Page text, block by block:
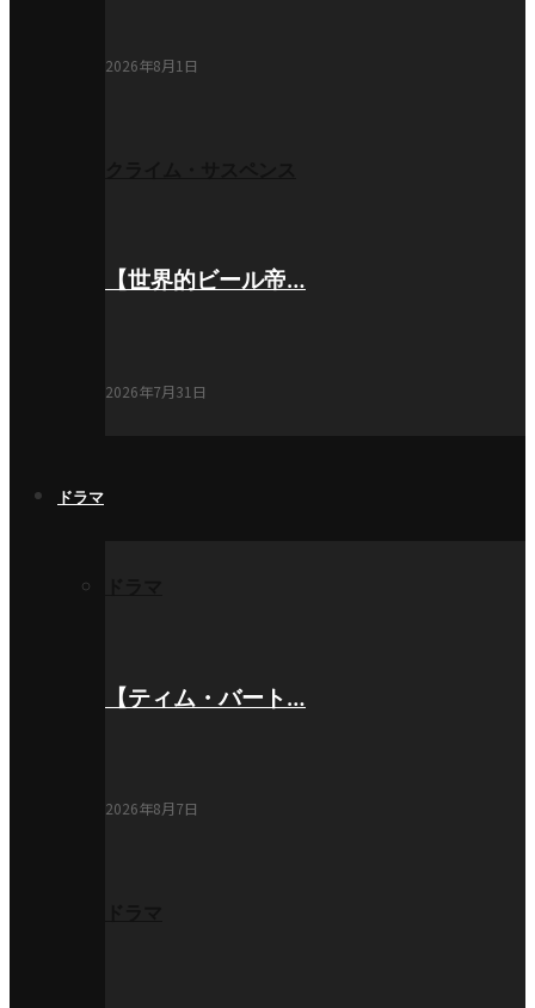
2026年8月1日
【世界的ビール帝…
2026年7月31日
ドラマ
【ティム・バート…
2026年8月7日